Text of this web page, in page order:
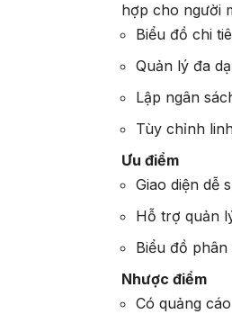
hợp cho người
Biểu đồ chi
Quản lý đa
Lập ngân
Tùy chỉnh
Ưu điểm
Giao diện dễ
Hỗ trợ quản
Biểu đồ
Nhược điểm
Có quảng